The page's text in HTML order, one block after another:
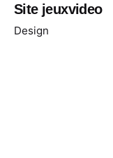
Site jeuxvideo
Design